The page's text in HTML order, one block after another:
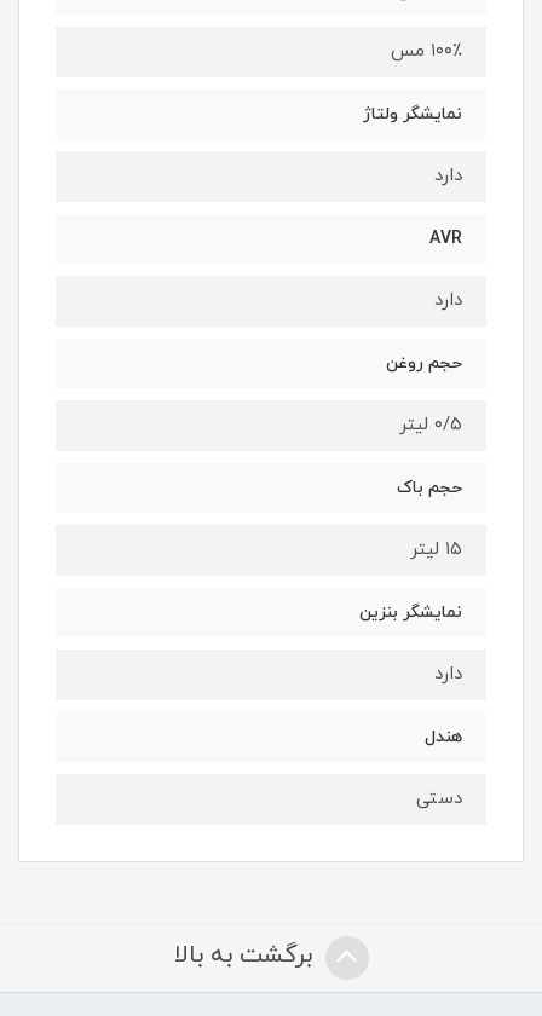
۱۰۰٪ مس
نمایشگر ولتاژ
دارد
AVR
دارد
حجم روغن
۰/۵ لیتر
حجم باک
۱۵ لیتر
نمایشگر بنزین
دارد
هندل
دستی
برگشت به بالا